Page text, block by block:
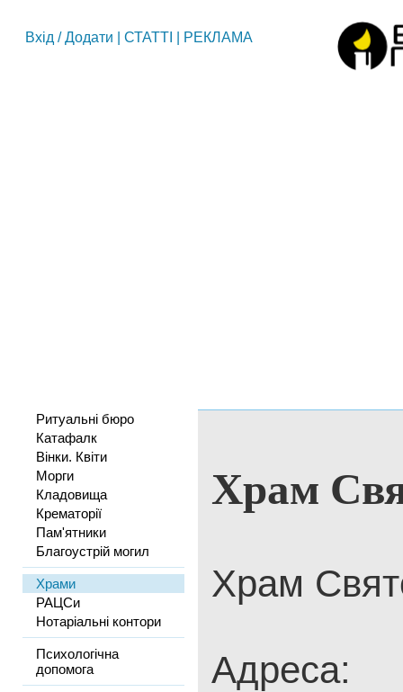
Вхід /Додати СТАТТІ РЕКЛАМА
Ритуальні бюро
Катафалк
Вінки. Квіти
Морги
Кладовища
Крематорії
Пам'ятники
Благоустрій могил
Храми
РАЦСи
Нотаріальні контори
Психологічна
допомога
Храм
Храм
Адреса: